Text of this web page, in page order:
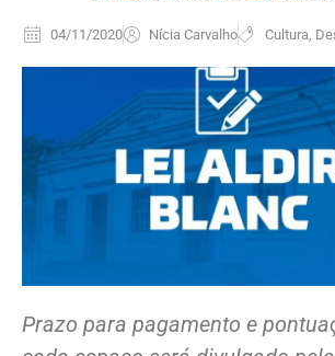
04/11/2020 Nícia Carvalho Cultura
Prazo para pagamento e